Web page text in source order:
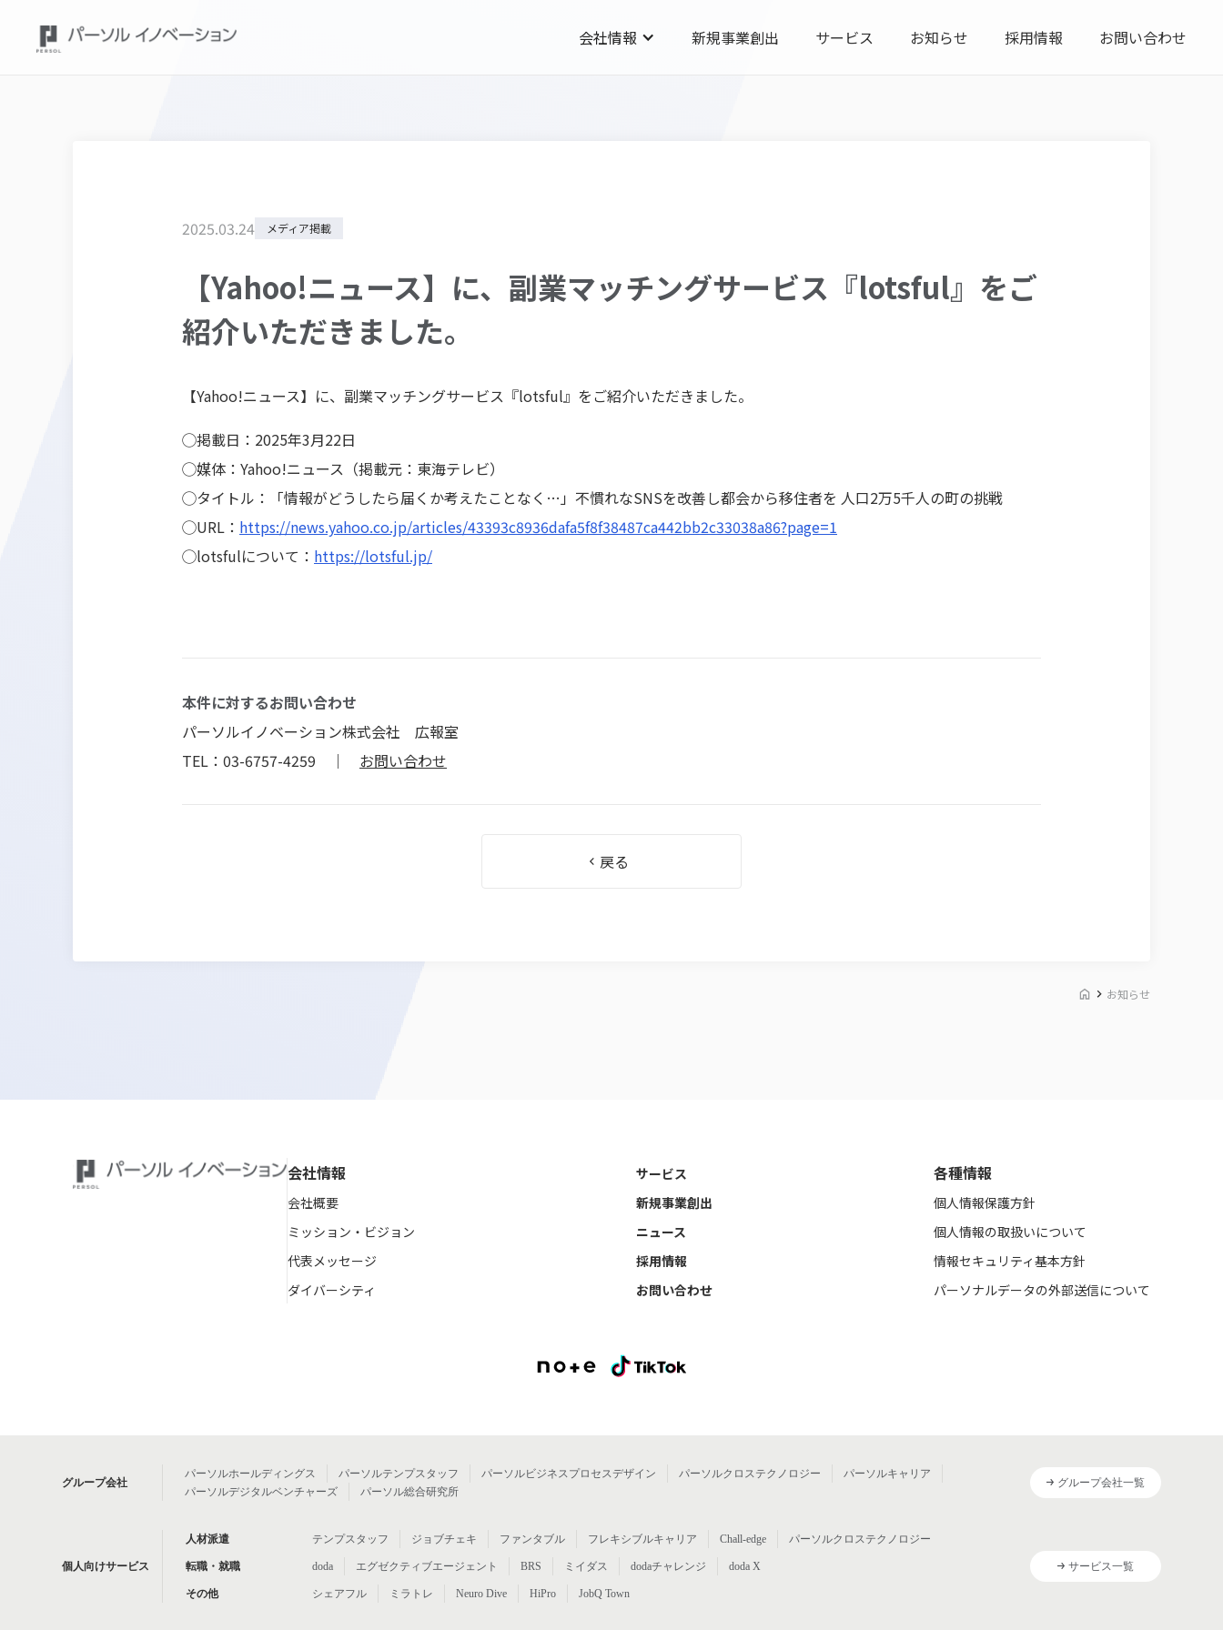
会社情報 新規事業創出 サービス お知らせ 採用情報 お問い合わせ
2025.03.24 メディア掲載
【Yahoo!ニュース】に、副業マッチングサービス『lotsful』をご
紹介いただきました。
【Yahoo!ニュース】に、副業マッチングサービス『lotsful』をご紹介いただきました。
◯掲載日：2025年3月22日
◯媒体：Yahoo!ニュース（掲載元：東海テレビ）
◯タイトル：「情報がどうしたら届くか考えたことなく…」不慣れなSNSを改善し都会から移住者を 人口2万5千人の町の挑戦
◯URL： https://news.yahoo.co.jp/articles/43393c8936dafa5f8f38487ca442bb2c33038a86?page=1
◯lotsfulについて： https://lotsful.jp/
本件に対するお問い合わせ
パーソルイノベーション株式会社 広報室
TEL：03-6757-4259 ｜ お問い合わせ
戻る
お知らせ
会社情報
会社概要
ミッション・ビジョン
代表メッセージ
ダイバーシティ
サービス
新規事業創出
ニュース
採用情報
お問い合わせ
各種情報
個人情報保護方針
個人情報の取扱いについて
情報セキュリティ基本方針
パーソナルデータの外部送信について
グループ会社
パーソルホールディングス パーソルテンプスタッフ パーソルビジネスプロセスデザイン パーソルクロステクノロジー
パーソルキャリア
パーソルデジタルベンチャーズ
パーソル総合研究所
グループ会社一覧
個人向けサービス
人材派遣 テンプスタッフ ジョブチェキ ファンタブル フレキシブルキャリア Chall-edge パーソルクロステクノロジー
転職・就職 doda エグゼクティブエージェント BRS ミイダス dodaチャレンジ doda X
その他 シェアフル ミラトレ Neuro Dive HiPro JobQ Town
サービス一覧